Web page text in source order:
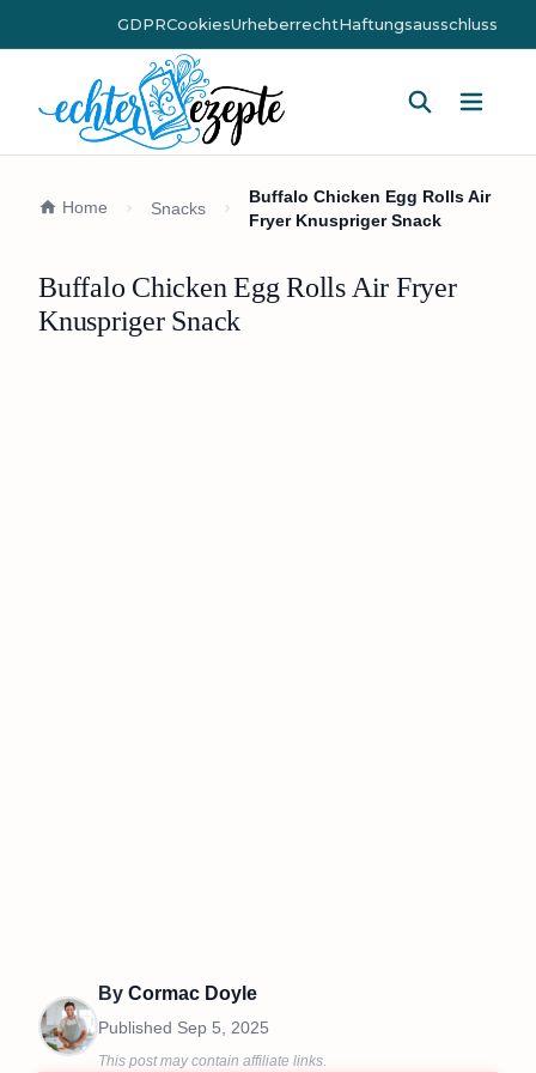
GDPRCookiesUrheberrechtHaftungsausschluss
Home Snacks
Buffalo Chicken Egg Rolls Air
Fryer Knuspriger Snack
Buffalo Chicken Egg Rolls Air Fryer
Knuspriger Snack
By Cormac Doyle
Published Sep 5, 2025
This post may contain affiliate links.